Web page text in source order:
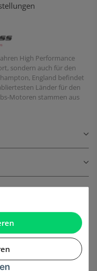
High Performance
sondern auch für den
England befindet
Länder für den
Motoren stammen aus